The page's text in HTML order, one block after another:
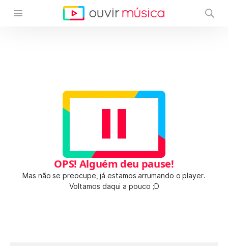
OPS! Alguém deu pause!
Mas não se preocupe, já estamos arrumando o player.
Voltamos daqui a pouco ;D